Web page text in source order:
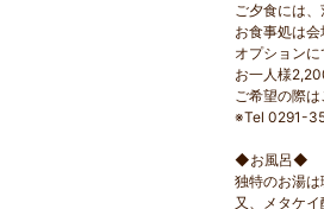
ご夕食には
お食事処は会
オプションに
お一人様
ご希望の際は
※Tel 0291-
◆お風呂◆
独特のお湯は
又、メタケ